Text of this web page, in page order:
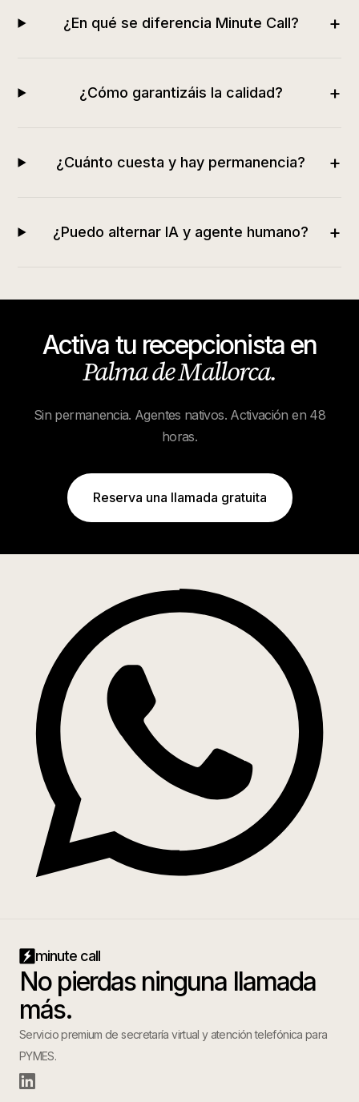
¿En qué se diferencia Minute Call? +
¿Cómo garantizáis la calidad? +
¿Cuánto cuesta y hay permanencia? +
¿Puedo alternar IA y agente humano? +
Activa tu recepcionista en
Palma de Mallorca.
Sin permanencia. Agentes nativos. Activación en 48
horas.
Reserva una llamada gratuita
minute call
No pierdas ninguna llamada
más.
Servicio premium de secretaría virtual y atención telefónica para
PYMES.